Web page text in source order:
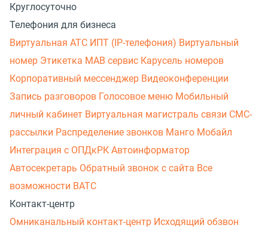
Круглосуточно
Телефония для бизнеса
Виртуальная АТС ИПТ (IP-телефония) Виртуальный
номер Этикетка МАВ сервис Карусель номеров
Корпоративный мессенджер Видеоконференции
Запись разговоров Голосовое меню Мобильный
личный кабинет Виртуальная магистраль связи СМС-
рассылки Распределение звонков Манго Мобайл
Интеграция с ОПДкРК Автоинформатор
Автосекретарь Обратный звонок с сайта Все
возможности ВАТС
Контакт-центр
Омниканальный контакт-центр Исходящий обзвон